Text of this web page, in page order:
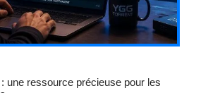
une ressource précieuse pour les